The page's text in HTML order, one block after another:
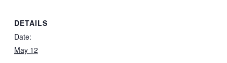
DETAILS
Date:
May 12